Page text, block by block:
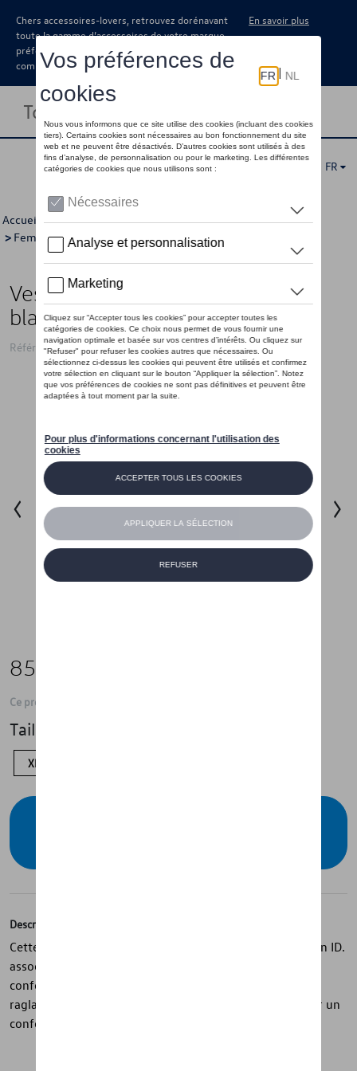
Chers accessoires-lovers, retrouvez dorénavant
toute la gamme d’accessoires de votre marque
préférée sous forme de catalogue à
commander auprès de votre concessionaire.
En savoir plus
Toggle navigation
FR
Accueil >Pour vous >ID Collection >Vêtements >Vestes
> Femmes > Détail
Veste hybride VW avec logo ID,
blanche - XS
Référence: 11A084018 084
85,00 €
Ce produit n'est actuellement pas de stock
Taille
XL
Description
Cette veste hybride blanche pour femmes de la collection ID.
associe un devant matelassé à une coupe sportive et
confortable. Elle dispose d’un col montant, de manches
raglan avec passe-pouces et de poignets élastiques pour un
confort optimal.